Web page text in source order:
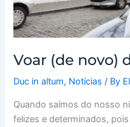
Voar (de novo)
Duc in altum, Notícias / By
Quando saímos do nosso
felizes e determinados,